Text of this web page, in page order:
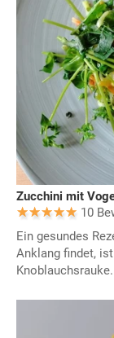
Zucchini mit
10
Ein gesundes
Anklang findet,
Knoblauchsrauke.